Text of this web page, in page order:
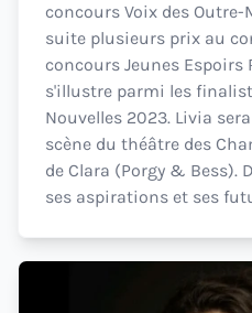
concours Voix des Outre-
suite plusieurs prix au
concours Jeunes
s'illustre parmi les
Nouvelles 2023. Livia
scène du théâtre des
de Clara (Porgy & Bess).
ses aspirations et ses